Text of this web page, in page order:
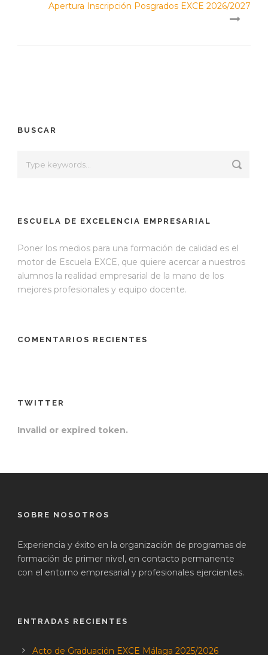
Apertura Inscripción Posgrados EXCE 2026/2027
BUSCAR
ESCUELA DE EXCELENCIA EMPRESARIAL
Poner los medios para una formación de calidad es el
motor de Escuela EXCE, que quiere acercar a nuestros
alumnos la realidad empresarial de la mano de los
mejores profesionales y equipo docente.
COMENTARIOS RECIENTES
TWITTER
Invalid or expired token.
SOBRE NOSOTROS
Experiencia y éxito en la organización de programas de
formación de primer nivel, en contacto permanente
con el entorno empresarial y profesionales ejercientes.
ENTRADAS RECIENTES
Acto de Graduación EXCE Málaga 2025/2026